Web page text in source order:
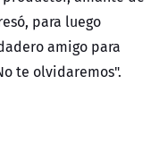
para luego
amigo para
te olvidaremos".